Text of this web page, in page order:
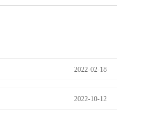
2022-02-18
2022-10-12